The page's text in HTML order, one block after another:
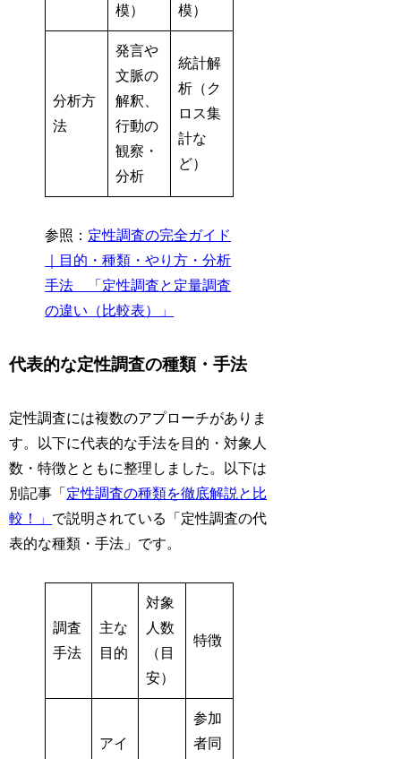
模）
模）
分析方
法
発言や
文脈の
解釈、
行動の
観察・
分析
統計解
析（ク
ロス集
計な
ど）
参照： 定性調査の完全ガイド
｜目的・種類・やり方・分析
手法 「定性調査と定量調査
の違い（比較表）」
代表的な定性調査の種類・手法
定性調査には複数のアプローチがありま
す。以下に代表的な手法を目的・対象人
数・特徴とともに整理しました。以下は
別記事「 定性調査の種類を徹底解説と比
較！」 で説明されている「定性調査の代
表的な種類・手法」です。
調査
手法
主な
目的
対象
人数
（目
安）
特徴
アイ
参加
者同